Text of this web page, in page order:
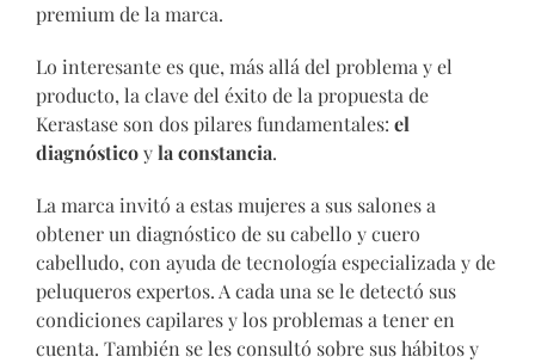
premium de la marca.
Lo interesante es que, más allá del problema y el
producto, la clave del éxito de la propuesta de
Kerastase son dos pilares fundamentales: el
diagnósticoyla constancia.
La marca invitó a estas mujeres a sus salones a
obtener un diagnóstico de su cabello y cuero
cabelludo, con ayuda de tecnología especializada y de
peluqueros expertos. A cada una se le detectó sus
condiciones capilares y los problemas a tener en
cuenta. También se les consultó sobre sus hábitos y